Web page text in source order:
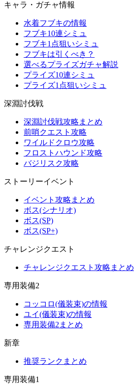
キャラ・ガチャ情報
水着フブキの情報
フブキ10連シミュ
フブキ1点狙いシミュ
フブキは引くべき？
選べるプライズガチャ解説
プライズ10連シミュ
プライズ1点狙いシミュ
深淵討伐戦
深淵討伐戦攻略まとめ
前哨クエスト攻略
ワイルドクロウ攻略
フロストハウンド攻略
バジリスク攻略
ストーリーイベント
イベント攻略まとめ
ボス(シナリオ)
ボス(SP)
ボス(SP+)
チャレンジクエスト
チャレンジクエスト攻略まとめ
専用装備2
コッコロ(儀装束)の情報
ユイ(儀装束)の情報
専用装備2まとめ
新章
推奨ランクまとめ
専用装備1